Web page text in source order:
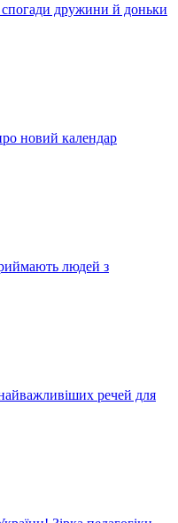
дружини й доньки
новий календар
людей з
речей для